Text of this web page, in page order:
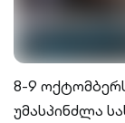
8-9
უმასპინძლა